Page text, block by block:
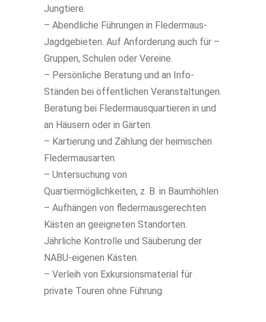
Jungtiere.
– Abendliche Führungen in Fledermaus-
Jagdgebieten. Auf Anforderung auch für –
Gruppen, Schulen oder Vereine.
– Persönliche Beratung und an Info-
Ständen bei öffentlichen Veranstaltungen.
Beratung bei Fledermausquartieren in und
an Häusern oder in Gärten.
– Kartierung und Zählung der heimischen
Fledermausarten.
– Untersuchung von
Quartiermöglichkeiten, z. B. in Baumhöhlen
– Aufhängen von fledermausgerechten
Kästen an geeigneten Standorten.
Jährliche Kontrolle und Säuberung der
NABU-eigenen Kästen.
– Verleih von Exkursionsmaterial für
private Touren ohne Führung.